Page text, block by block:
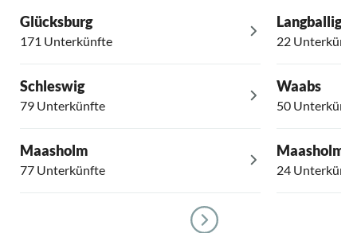
Glücksburg
171 Unterkünfte
Schleswig
79 Unterkünfte
Maasholm
77 Unterkünfte
Langballig
22
Waabs
50
Maasholm-
24